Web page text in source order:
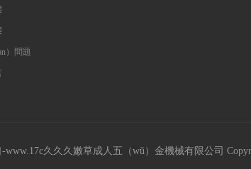
）問題
www.17c久久久嫩草成人五（wǔ）金機械有限公司